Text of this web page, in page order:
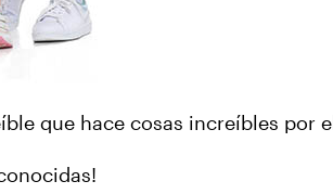
que hace cosas increíbles por